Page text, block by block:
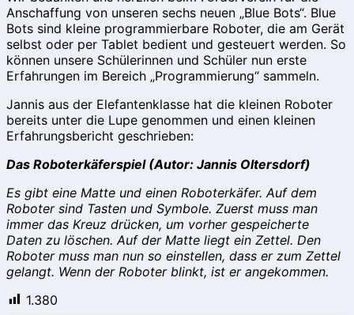
Anschaffung von unseren sechs neuen „Blue Bots“. Blue
Bots sind kleine programmierbare Roboter, die am Gerät
selbst oder per Tablet bedient und gesteuert werden. So
können unsere Schülerinnen und Schüler nun erste
Erfahrungen im Bereich „Programmierung“ sammeln.
Jannis aus der Elefantenklasse hat die kleinen Roboter
bereits unter die Lupe genommen und einen kleinen
Erfahrungsbericht geschrieben:
Das Roboterkäferspiel (Autor: Jannis Oltersdorf)
Es gibt eine Matte und einen Roboterkäfer. Auf dem
Roboter sind Tasten und Symbole. Zuerst muss man
immer das Kreuz drücken, um vorher gespeicherte
Daten zu löschen. Auf der Matte liegt ein Zettel. Den
Roboter muss man nun so einstellen, dass er zum Zettel
gelangt. Wenn der Roboter blinkt, ist er angekommen.
1.380